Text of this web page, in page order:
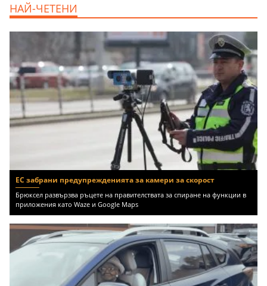
НАЙ-ЧЕТЕНИ
ЕС забрани предупрежденията за камери за скорост
Брюксел развързва ръцете на правителствата за спиране на функции в
приложения като Waze и Google Maps